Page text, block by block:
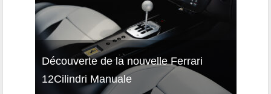
Découverte de la nouvelle Ferrari
12Cilindri Manuale